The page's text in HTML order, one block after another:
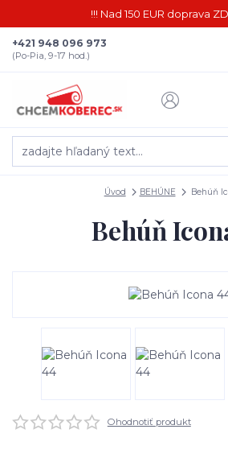
!!! Nad 150 EUR doprava
+421 948 096 973
(Po-Pia, 9-17 hod.)
Úvod BEHÚNE Behúň
Behúň
Ohodnotiť produkt